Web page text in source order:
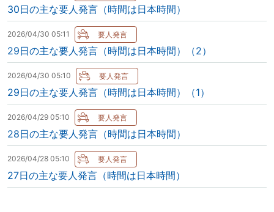
30日の主な要人発言（時間は日本時間）
2026/04/30 05:11
29日の主な要人発言（時間は日本時間）（2）
2026/04/30 05:10
29日の主な要人発言（時間は日本時間）（1）
2026/04/29 05:10
28日の主な要人発言（時間は日本時間）
2026/04/28 05:10
27日の主な要人発言（時間は日本時間）